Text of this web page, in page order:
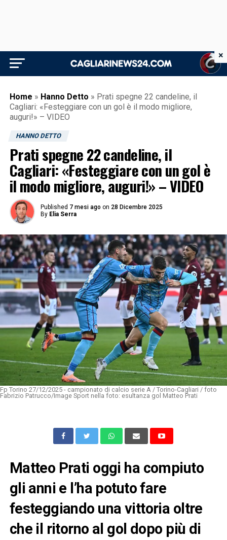
Home » Hanno Detto » Prati spegne 22 candeline, il
Cagliari: «Festeggiare con un gol è il modo migliore,
auguri!» – VIDEO
HANNO DETTO
Prati spegne 22 candeline, il
Cagliari: «Festeggiare con un gol è
il modo migliore, auguri!» – VIDEO
Published 7 mesi ago on 28 Dicembre 2025
By Elia Serra
Fp Torino 27/12/2025 - campionato di calcio serie A / Torino-Cagliari / foto
Fabrizio Patrucco/Image Sport nella foto: esultanza gol Matteo Prati
Matteo Prati oggi ha compiuto
gli anni e l’ha potuto fare
festeggiando una vittoria oltre
che il ritorno al gol dopo più di
×